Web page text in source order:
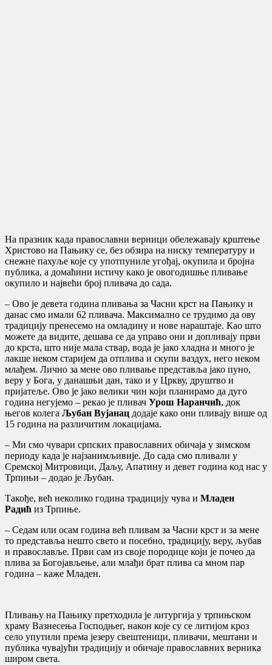
На празник када православни верници обележавају крштење
Христово на Пањику се, без обзира на ниску температуру и
снежне пахуље које су употпуниле угођај, окупила и бројна
публика, а домаћини истичу како је овогодишње пливање
окупило и највећи број пливача до сада.
– Ово је девета година пливања за Часни крст на Пањику и
данас смо имали 62 пливача. Максимално се трудимо да ову
традицију пренесемо на омладину и нове нараштаје. Као што
можете да видите, дешава се да управо они и допливају први
до крста, што није мала ствар, вода је јако хладна и много је
лакше неком старијем да отплива и скупи ваздух, него неком
млађем. Лично за мене ово пливање представља јако пуно,
веру у Бога, у данашњи дан, тако и у Цркву, друштво и
пријатеље. Ово је јако велики чин који планирамо да дуго
година негујемо – рекао је пливач Урош Наранчић, док
његов колега Љубан Вујанац додаје како они пливају више од
15 година на различитим локацијама.
– Ми смо чувари српских православних обичаја у зимском
периоду када је најзанимљивије. До сада смо пливали у
Сремској Митровици, Даљу, Апатину и девет година код нас у
Трпињи – додао је Љубан.
Такође, већ неколико година традицију чува и Младен
Радић из Трпиње.
– Седам или осам година већ пливам за Часни крст и за мене
то представља нешто свето и посебно, традицију, веру, љубав
и православље. Први сам из своје породице који је почео да
плива за Богојављење, али млађи брат плива са мном пар
година – каже Младен.
Пливању на Пањику претходила је литургија у трпињском
храму Вазнесења Господњег, након које су се литијом кроз
село упутили према језеру свештеници, пливачи, мештани и
публика чувајући традицију и обичаје православних верника
широм света.